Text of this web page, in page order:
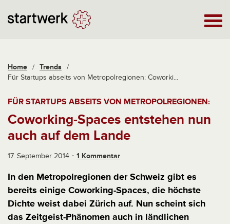
Home / Trends /
Für Startups abseits von Metropolregionen: Coworki...
FÜR STARTUPS ABSEITS VON METROPOLREGIONEN:
Coworking-Spaces entstehen nun
auch auf dem Lande
17. September 2014 1 Kommentar
In den Metropolregionen der Schweiz gibt es
bereits einige Coworking-Spaces, die höchste
Dichte weist dabei Zürich auf. Nun scheint sich
das Zeitgeist-Phänomen auch in ländlichen